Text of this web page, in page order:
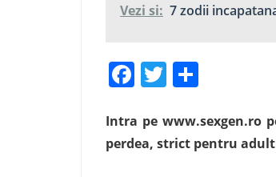
Vezi si: 7 zodii
Facebook
Twitter
Intra pe www.sexgen.ro
perdea, strict pentru